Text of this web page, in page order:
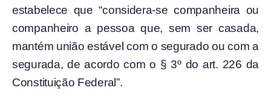
estabelece que “considera-se companheira ou
companheiro a pessoa que, sem ser casada,
mantém união estável com o segurado ou com a
segurada, de acordo com o § 3º do art. 226 da
Constituição Federal”.